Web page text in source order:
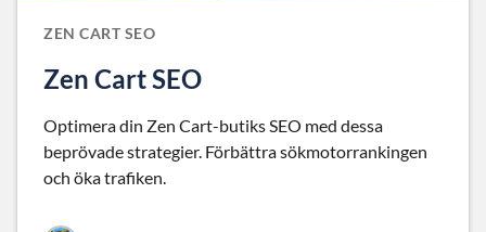
ZEN CART SEO
Zen Cart SEO
Optimera din Zen Cart-butiks SEO med dessa
beprövade strategier. Förbättra sökmotorrankingen
och öka trafiken.